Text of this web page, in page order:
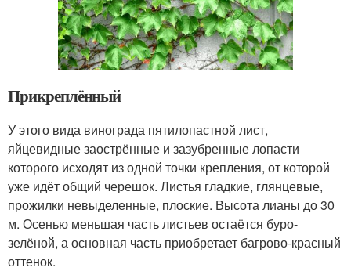
Прикреплённый
У этого вида винограда пятилопастной лист,
яйцевидные заострённые и зазубренные лопасти
которого исходят из одной точки крепления, от которой
уже идёт общий черешок. Листья гладкие, глянцевые,
прожилки невыделенные, плоские. Высота лианы до 30
м. Осенью меньшая часть листьев остаётся буро-
зелёной, а основная часть приобретает багрово-красный
оттенок.